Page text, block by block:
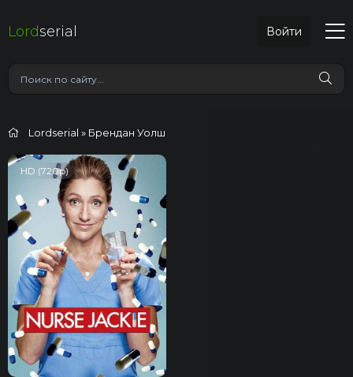
Lordserial Войти
Lordserial » Брендан Уолш
HD (720p)